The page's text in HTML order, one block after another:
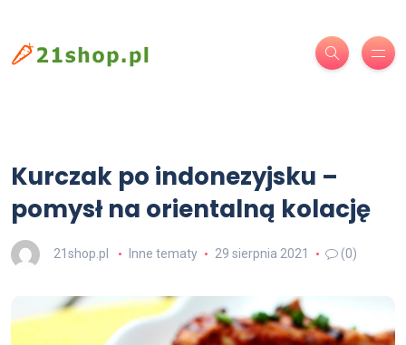
Kurczak po indonezyjsku –
pomysł na orientalną kolację
21shop.pl Inne tematy 29 sierpnia 2021 (0)